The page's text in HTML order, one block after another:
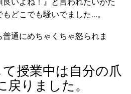
どこでも騒いでました…。
通にめちゃくちゃ怒られま
授業中は自分の爪
りました。